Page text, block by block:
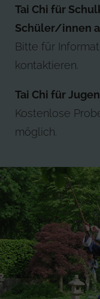
Tai Chi für
Schüler/innen
Bitte für
kontaktieren.
Tai Chi für
Kostenlose
möglich.